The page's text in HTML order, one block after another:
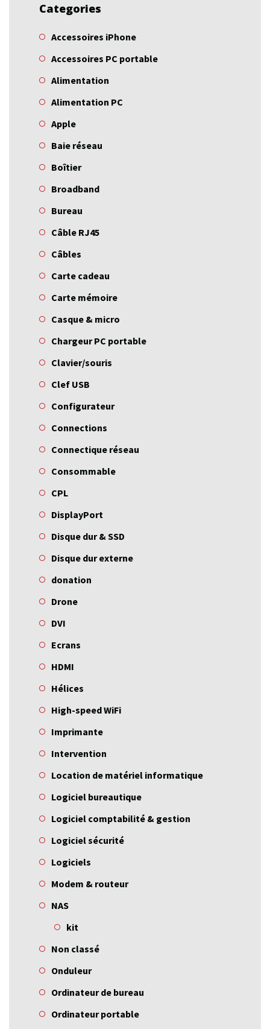
Categories
Accessoires iPhone
Accessoires PC portable
Alimentation
Alimentation PC
Apple
Baie réseau
Boîtier
Broadband
Bureau
Câble RJ45
Câbles
Carte cadeau
Carte mémoire
Casque & micro
Chargeur PC portable
Clavier/souris
Clef USB
Configurateur
Connections
Connectique réseau
Consommable
CPL
DisplayPort
Disque dur & SSD
Disque dur externe
donation
Drone
DVI
Ecrans
HDMI
Hélices
High-speed WiFi
Imprimante
Intervention
Location de matériel informatique
Logiciel bureautique
Logiciel comptabilité & gestion
Logiciel sécurité
Logiciels
Modem & routeur
NAS
kit
Non classé
Onduleur
Ordinateur de bureau
Ordinateur portable